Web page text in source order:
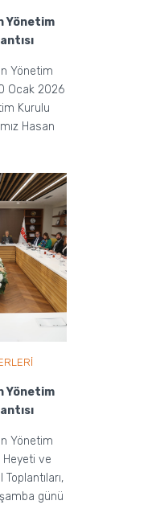
Yönetim
Yönetim
Ocak 2026
Kurulu
Hasan
Yönetim
Yönetim
Heyeti ve
günü